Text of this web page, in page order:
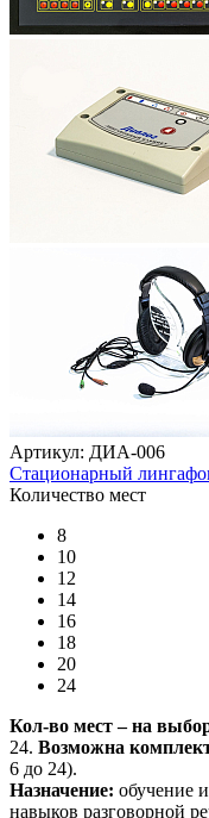
Артикул: ДИА-006
Стационарный
Количество мест
8
10
12
14
16
18
20
24
Кол-во мест – на
24. Возможна
6 до 24).
Назначение: обучение
навыков разговорной